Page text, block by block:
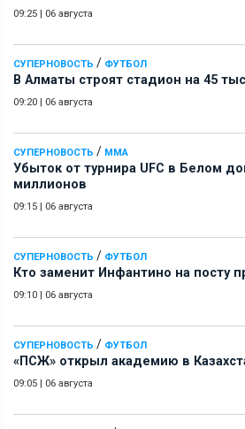
09:25 | 06 августа
СУПЕРНОВОСТЬ / ФУТБОЛ
В Алматы строят стадион на 45
09:20 | 06 августа
СУПЕРНОВОСТЬ / ММА
Убыток от турнира UFC в Белом
миллионов
09:15 | 06 августа
СУПЕРНОВОСТЬ / ФУТБОЛ
Кто заменит Инфантино на посту
09:10 | 06 августа
СУПЕРНОВОСТЬ / ФУТБОЛ
«ПСЖ» открыл академию в
09:05 | 06 августа